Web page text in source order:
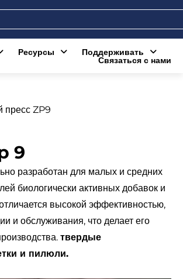
Ресурсы Поддерживать
Связаться с нами
пресс ZP9
9
разработан для малых и средних
биологически активных добавок и
высокой эффективностью,
и обслуживания, что делает его
твердые
и пилюли.